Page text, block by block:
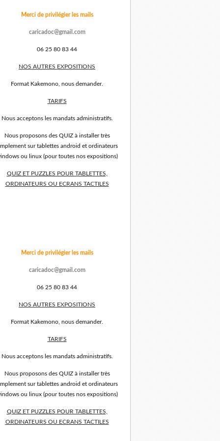
Merci de privilégier les mails
caricadoc@gmail.com
06 25 80 83 44
NOS AUTRES EXPOSITIONS
Format Kakemono, nous demander.
TARIFS
Nous acceptons les mandats administratifs.
Nous proposons des QUIZ à installer très
sur tablettes android et ordinateurs
ou linux (pour toutes nos expositions)
QUIZ ET PUZZLES POUR TABLETTES,
ORDINATEURS OU ECRANS TACTILES
Merci de privilégier les mails
caricadoc@gmail.com
06 25 80 83 44
NOS AUTRES EXPOSITIONS
Format Kakemono, nous demander.
TARIFS
Nous acceptons les mandats administratifs.
Nous proposons des QUIZ à installer très
sur tablettes android et ordinateurs
ou linux (pour toutes nos expositions)
QUIZ ET PUZZLES POUR TABLETTES,
ORDINATEURS OU ECRANS TACTILES